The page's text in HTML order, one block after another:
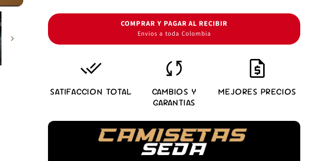
COMPRAR Y PAGAR AL RECIBIR
Envios a toda Colombia
done_all
SATIFACCION TOTAL
sync
CAMBIOS Y
GARANTIAS
request_quote
MEJORES PRECIOS